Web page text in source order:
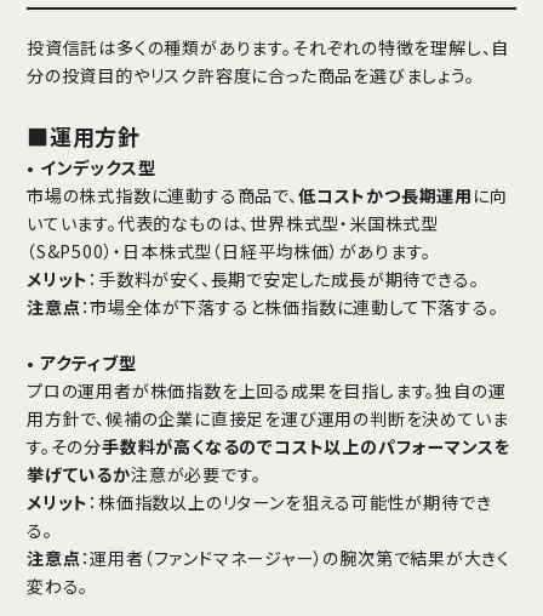
投資信託は多くの種類があります。それぞれの特徴を理解し、自
分の投資目的やリスク許容度に合った商品を選びましょう。
■運用方針
• インデックス型
市場の株式指数に連動する商品で、低コストかつ長期運用 に向
いています。代表的なものは、世界株式型・米国株式型
（S&P500）・日本株式型（日経平均株価）があります。
メリット ：手数料が安く、長期で安定した成長が期待できる。
注意点 ：市場全体が下落すると株価指数に連動して下落する。
• アクティブ型
プロの運用者が株価指数を上回る成果を目指します。独自の運
用方針で、候補の企業に直接足を運び運用の判断を決めていま
す。その分手数料が高くなるのでコスト以上のパフォーマンスを
挙げているか注意が必要です。
メリット ：株価指数以上のリターンを狙える可能性が期待でき
る。
注意点 ：運用者（ファンドマネージャー）の腕次第で結果が大きく
変わる。